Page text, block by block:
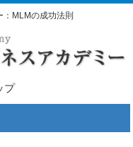
MLMの成功法則
プ